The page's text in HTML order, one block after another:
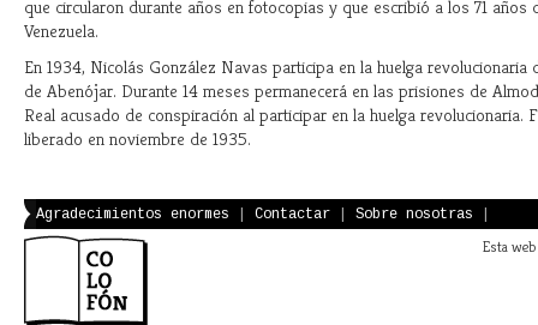
que circularon durante años en fotocopias y que escribió a los 71 años
Venezuela.
En 1934, Nicolás González Navas participa en la huelga revolucionaria
de Abenójar. Durante 14 meses permanecerá en las prisiones de
Real acusado de conspiración al participar en la huelga revolucionaria.
liberado en noviembre de 1935.
Agradecimientos enormes Contactar Sobre nosotras
Esta